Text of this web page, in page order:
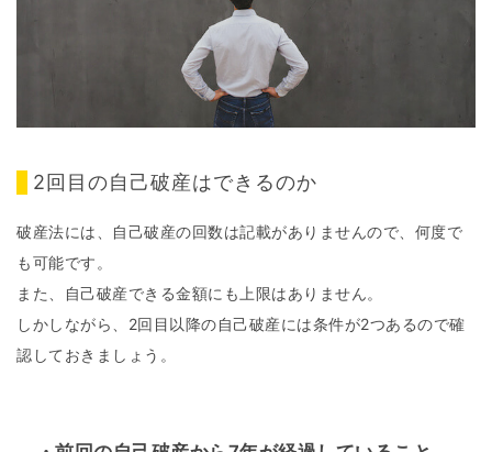
2回目の自己破産はできるのか
破産法には、自己破産の回数は記載がありませんので、何度で
も可能です。
また、自己破産できる金額にも上限はありません。
しかしながら、2回目以降の自己破産には条件が2つあるので確
認しておきましょう。